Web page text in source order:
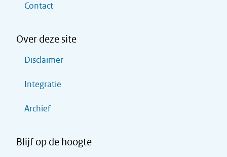
Contact
Over deze site
Disclaimer
Integratie
Archief
Blijf op de hoogte